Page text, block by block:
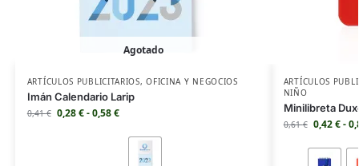
Agotado
ARTÍCULOS PUBLICITARIOS,OFICINA Y NEGOCIOS
Imán Calendario Larip
0,41€ 0,28€-0,58€
ARTÍCULOS
NIÑO
Minilibreta
0,61€ 0,42€-